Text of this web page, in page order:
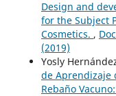
Design and
for the Subject
Cosmetics. ,
(2019)
Yosly
de Aprendizaje
Rebaño